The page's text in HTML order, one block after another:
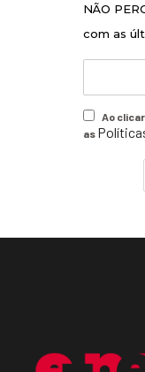
NÃO
com as
Ao
as